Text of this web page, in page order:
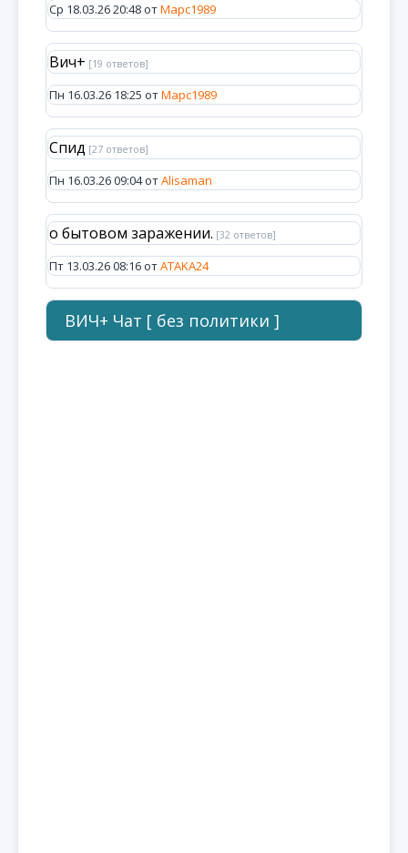
Ср 18.03.26 20:48 отМарс1989
Вич+ [19 ответов]
Пн 16.03.26 18:25 отМарс1989
Спид [27 ответов]
Пн 16.03.26 09:04 отAlisaman
о бытовом заражении. [32 ответов]
Пт 13.03.26 08:16 отATAKA24
ВИЧ+ Чат [ без политики ]